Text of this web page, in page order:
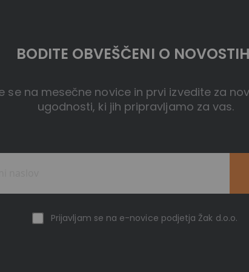
BODITE OBVEŠČENI O
se na mesečne novice in prvi izvedite za
ugodnosti, ki jih pripravljamo za vas.
Prijavljam se na e-novice podjetja Žak d.o.o.